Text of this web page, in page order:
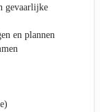
gevaarlijke
en plannen